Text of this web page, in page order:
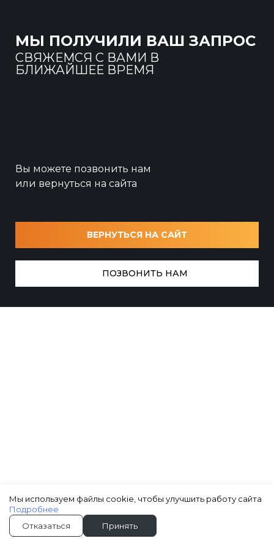
МЫ ПОЛУЧИЛИ ВАШ ЗАПРОС
СВЯЖЕМСЯ С ВАМИ В
БЛИЖАЙШЕЕ ВРЕМЯ
Вы можете позвонить нам
или вернуться на сайта
ВЕРНУТЬСЯ НА САЙТ
ПОЗВОНИТЬ НАМ
Мы используем файлы cookie, чтобы улучшить работу сайта
Подробнее
Отказаться
Принять